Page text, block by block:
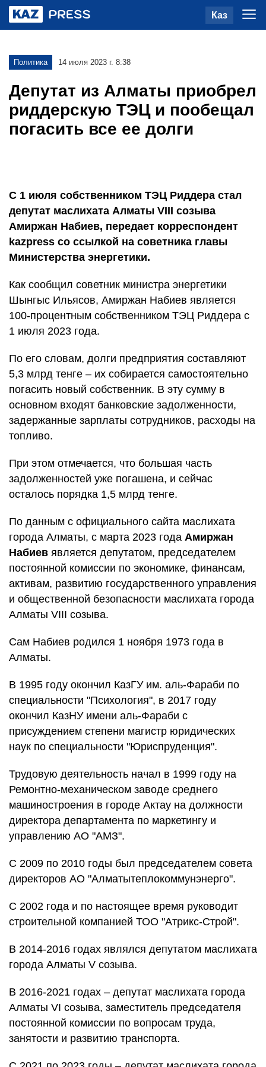
Каз
Политика 14 июля 2023 г. 8:38
Депутат из Алматы приобрел
риддерскую ТЭЦ и пообещал
погасить все ее долги
С 1 июля собственником ТЭЦ Риддера стал
депутат маслихата Алматы VIII созыва
Амиржан Набиев, передает корреспондент
kazpress со ссылкой на советника главы
Министерства энергетики.
Как сообщил советник министра энергетики
Шынгыс Ильясов, Амиржан Набиев является
100-процентным собственником ТЭЦ Риддера с
1 июля 2023 года.
По его словам, долги предприятия составляют
5,3 млрд тенге – их собирается самостоятельно
погасить новый собственник. В эту сумму в
основном входят банковские задолженности,
задержанные зарплаты сотрудников, расходы на
топливо.
При этом отмечается, что большая часть
задолженностей уже погашена, и сейчас
осталось порядка 1,5 млрд тенге.
По данным с официального сайта маслихата
города Алматы, с марта 2023 года Амиржан
Набиев является депутатом, председателем
постоянной комиссии по экономике, финансам,
активам, развитию государственного управления
и общественной безопасности маслихата города
Алматы VIII созыва.
Сам Набиев родился 1 ноября 1973 года в
Алматы.
В 1995 году окончил КазГУ им. аль-Фараби по
специальности "Психология", в 2017 году
окончил КазНУ имени аль-Фараби с
присуждением степени магистр юридических
наук по специальности "Юриспруденция".
Трудовую деятельность начал в 1999 году на
Ремонтно-механическом заводе среднего
машиностроения в городе Актау на должности
директора департамента по маркетингу и
управлению АО "АМЗ".
С 2009 по 2010 годы был председателем совета
директоров АО "Алматытеплокоммунэнерго".
С 2002 года и по настоящее время руководит
строительной компанией ТОО "Атрикс-Строй".
В 2014-2016 годах являлся депутатом маслихата
города Алматы V созыва.
В 2016-2021 годах – депутат маслихата города
Алматы VI созыва, заместитель председателя
постоянной комиссии по вопросам труда,
занятости и развитию транспорта.